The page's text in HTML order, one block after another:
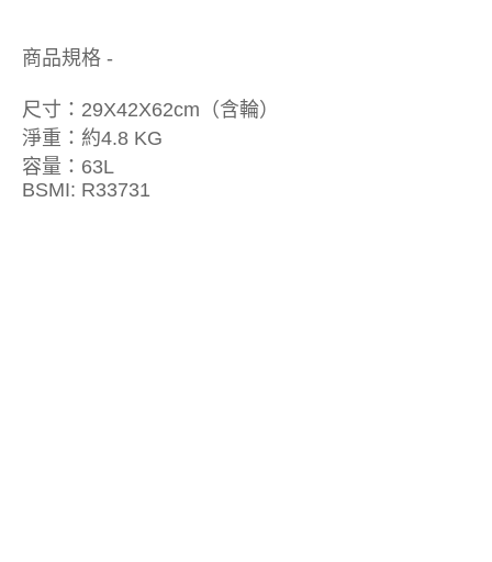
商品規格 -
尺寸：29X42X62cm（含輪）
淨重：約4.8 KG
容量：63L
BSMI: R33731